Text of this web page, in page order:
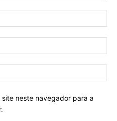
neste navegador para a